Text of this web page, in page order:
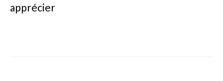
apprécier